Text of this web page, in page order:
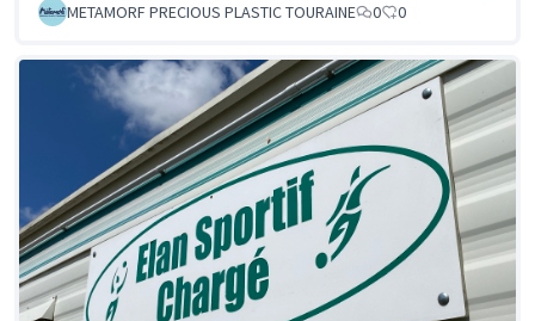
METAMORF PRECIOUS PLASTIC TOURAINE
0 0